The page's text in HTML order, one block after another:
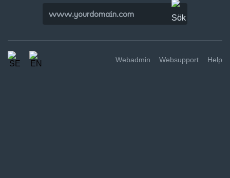
Webadmin Websupport Help